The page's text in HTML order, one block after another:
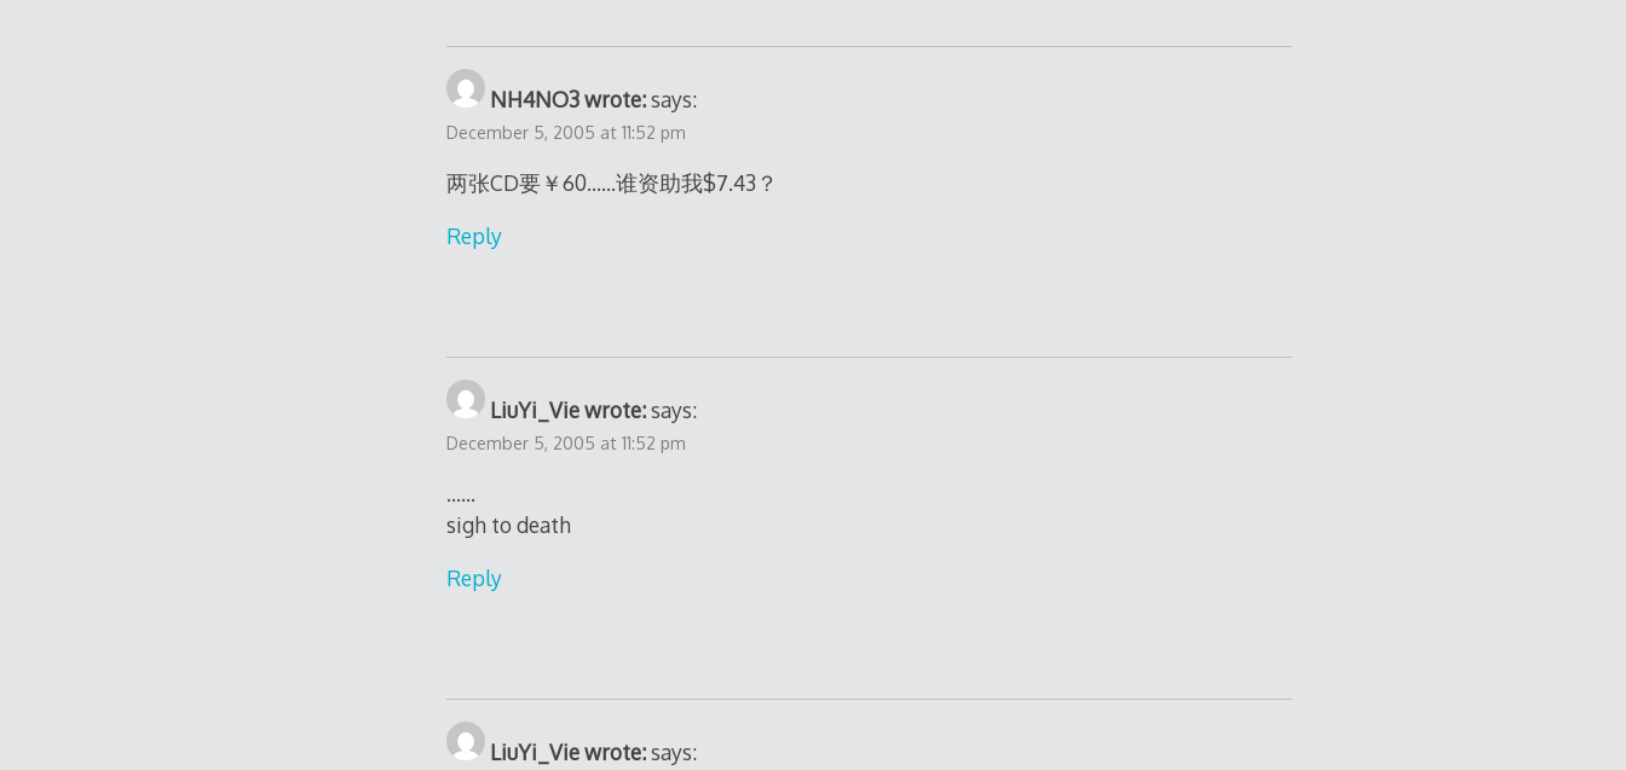
NH4NO3 wrote:says:
December 5, 2005 at 11:52 pm
两张CD要￥60……谁资助我$7.43？
Reply
LiuYi_Vie wrote:says:
December 5, 2005 at 11:52 pm
……
sigh to death
Reply
LiuYi_Vie wrote:says: